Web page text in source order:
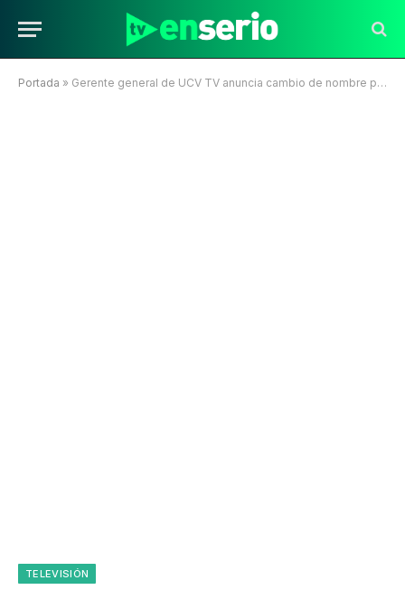
Portada » Gerente general de UCV TV anuncia cambio de nombre para fin de año
TELEVISIÓN